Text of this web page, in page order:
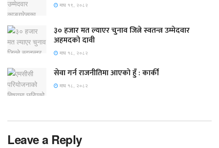
माघ १९, २०८२
३० हजार मत ल्याएर चुनाव जित्ने स्वतन्त्र उम्मेदवार
अहमदको दावी
माघ १८, २०८२
सेवा गर्न राजनीतिमा आएको हुँ : कार्की
माघ १८, २०८२
Leave a Reply